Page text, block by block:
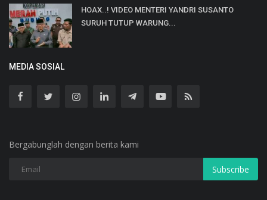
HOAX..! VIDEO MENTERI YANDRI SUSANTO
SURUH TUTUP WARUNG...
MEDIA SOSIAL
Bergabunglah dengan berita kami
Subscribe